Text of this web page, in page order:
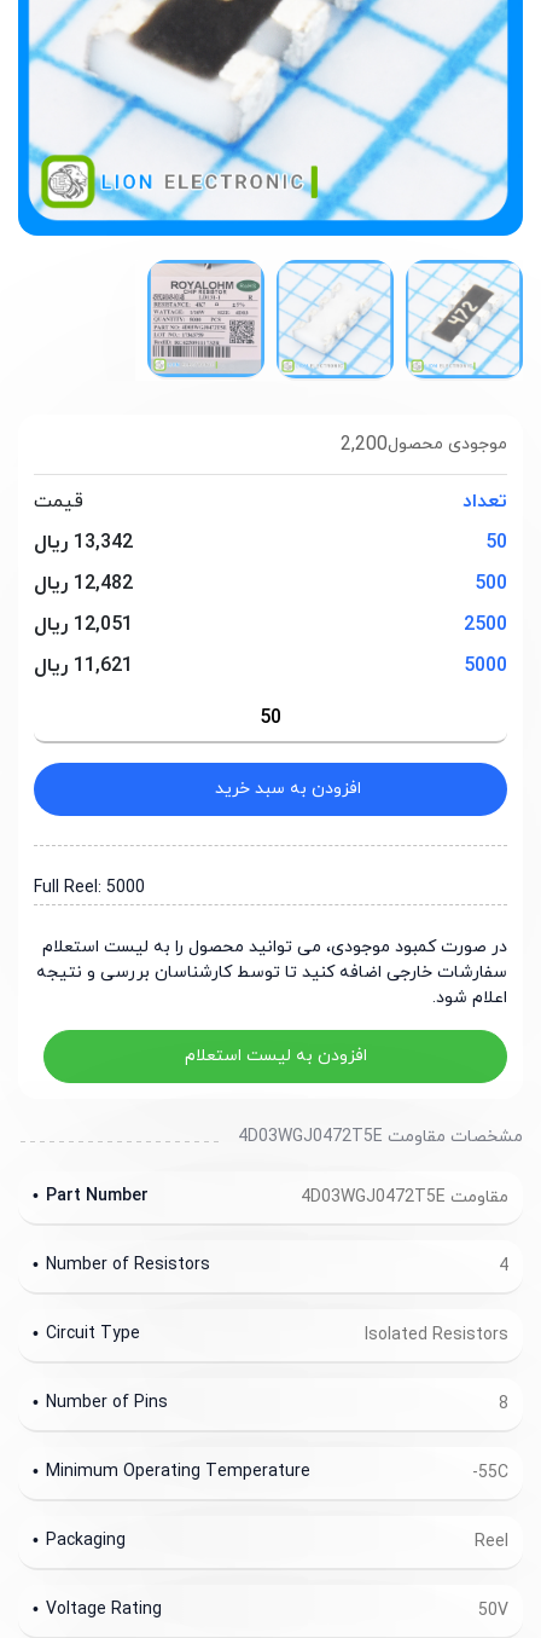
2,200موجودی محصول
تعداد
قیمت
50
13,342 ریال
500
12,482 ریال
2500
12,051 ریال
5000
11,621 ریال
افزودن به سبد خرید
Full Reel: 5000
در صورت کمبود موجودی، می توانید محصول را به لیست استعلام
سفارشات خارجی اضافه کنید تا توسط کارشناسان بررسی و نتیجه
اعلام شود.
افزودن به لیست استعلام
مشخصات مقاومت 4D03WGJ0472T5E
مقاومت 4D03WGJ0472T5E Part Number
4
Number of Resistors
Isolated Resistors
Circuit Type
8
Number of Pins
-55C
Minimum Operating Temperature
Reel
Packaging
50V
Voltage Rating